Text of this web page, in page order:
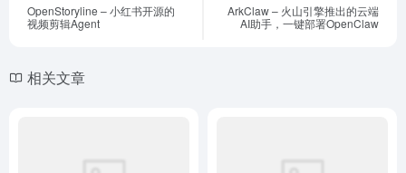
OpenStoryline – 小红书开源的
视频剪辑Agent
ArkClaw – 火山引擎推出的云端
AI助手，一键部署OpenClaw
相关文章